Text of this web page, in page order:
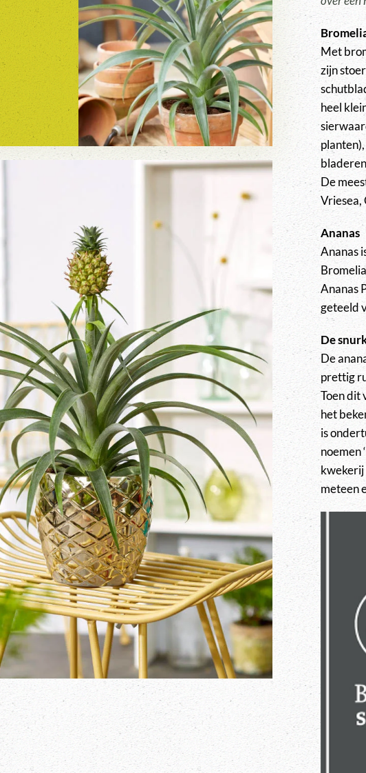
Met
zijn
heel
De
Vriesea,
Ananas
Ananas
Ananas
geteeld
De
De
prettig
Toen dit
het
is
noemen
kwekerij
meteen